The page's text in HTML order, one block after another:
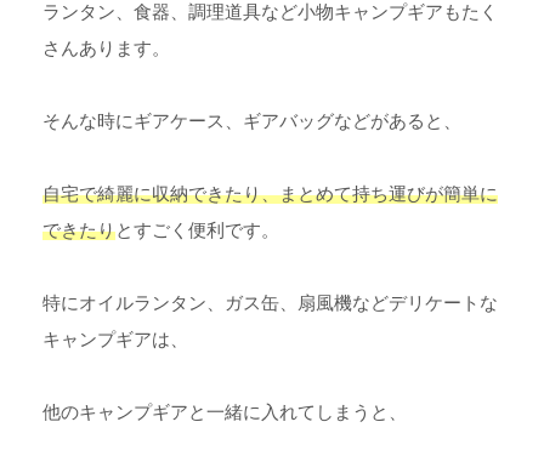
ランタン、食器、調理道具など小物キャンプギアもたく
さんあります。
そんな時にギアケース、ギアバッグなどがあると、
自宅で綺麗に収納できたり、まとめて持ち運びが簡単に
できたりとすごく便利です。
特にオイルランタン、ガス缶、扇風機などデリケートな
キャンプギアは、
他のキャンプギアと一緒に入れてしまうと、